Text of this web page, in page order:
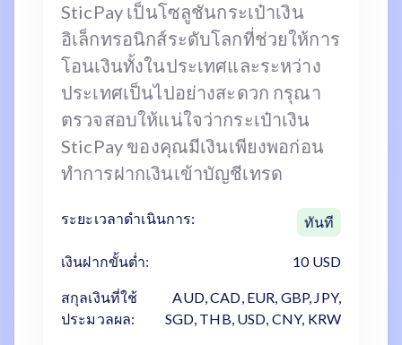
SticPay เป็นโซลูชันกระเป๋าเงิน
อิเล็กทรอนิกส์ระดับโลกที่ช่วยให้การ
โอนเงินทั้งในประเทศและระหว่าง
ประเทศเป็นไปอย่างสะดวก กรุณา
ตรวจสอบให้แน่ใจว่ากระเป๋าเงิน
SticPay ของคุณมีเงินเพียงพอก่อน
ทำการฝากเงินเข้าบัญชีเทรด
ระยะเวลาดำเนินการ: ทันที
เงินฝากขั้นต่ำ: 10 USD
สกุลเงินที่ใช้
ประมวลผล:
AUD, CAD, EUR, GBP, JPY,
SGD, THB, USD, CNY, KRW